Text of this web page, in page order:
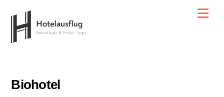
content
Biohotel